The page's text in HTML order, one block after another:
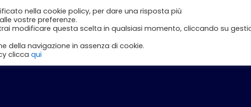
Aziende Inizia con DLI Corsi
nella cookie policy, per dare una risposta più
vostre preferenze.
modificare questa scelta in qualsiasi momento, cliccando su
della navigazione in assenza di cookie.
clicca qui